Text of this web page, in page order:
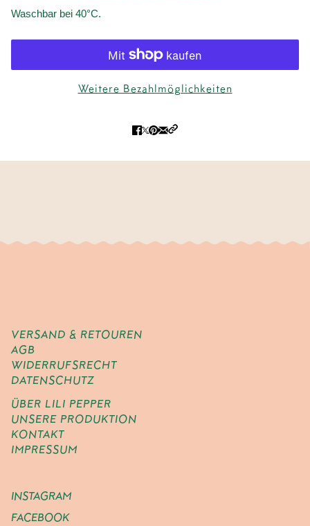
Waschbar bei 40°C.
Weitere Bezahlmöglichkeiten
VERSAND & RETOUREN
AGB
WIDERRUFSRECHT
DATENSCHUTZ
ÜBER LILI PEPPER
UNSERE PRODUKTION
KONTAKT
IMPRESSUM
INSTAGRAM
FACEBOOK